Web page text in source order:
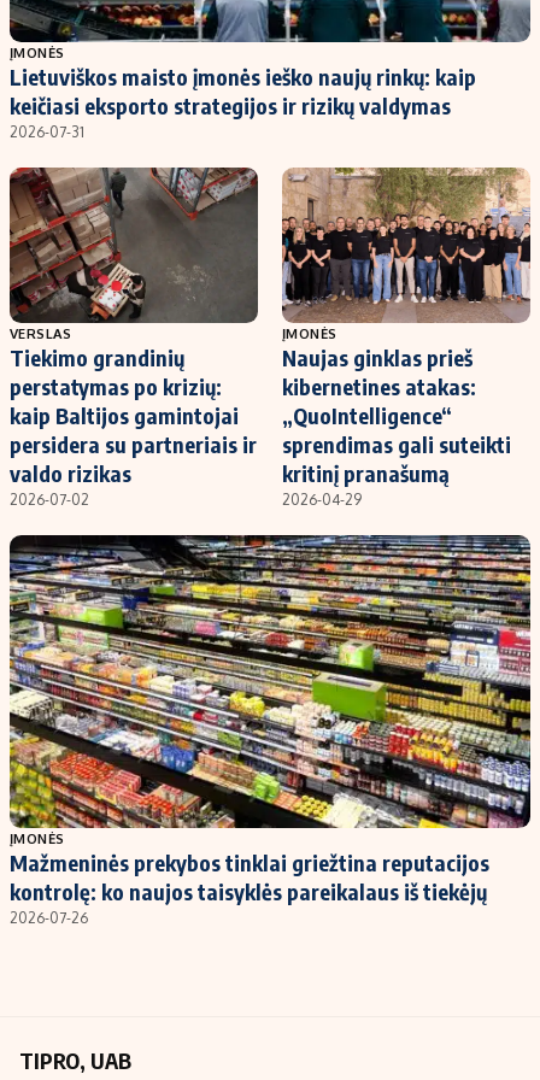
Populiarios temos
Investavimas
Akcijų rinka
Saulės elektrinės
Kriptovaliutos
Infliacija
Migracija
Titulinis
Nedarbo išmokos skaičiuoklė
Indėlių skaičiuoklė
Būsto finansai
Įdomios naujienos
Redakcija
Apie mus
Redakcijos politika
Privatumo politika
Turinio žymėjimo taisyklės
Kontaktai
Regionų naujienos
Indėlių palūkanos
ĮMONĖS
Lietuviškos maisto įmonės ieško naujų rinkų: kaip
keičiasi eksporto strategijos ir rizikų valdymas
2026-07-31
VERSLAS
Tiekimo grandinių
perstatymas po krizių:
kaip Baltijos gamintojai
persidera su partneriais ir
valdo rizikas
2026-07-02
ĮMONĖS
Naujas ginklas prieš
kibernetines atakas:
„QuoIntelligence“
sprendimas gali suteikti
kritinį pranašumą
2026-04-29
ĮMONĖS
Mažmeninės prekybos tinklai griežtina reputacijos
kontrolę: ko naujos taisyklės pareikalaus iš tiekėjų
2026-07-26
TIPRO, UAB